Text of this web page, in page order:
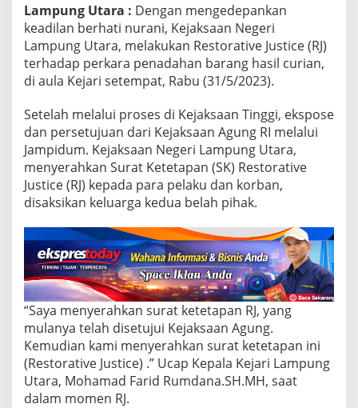
e
h
a
d
a
P
r
k
a
r
a
e
n
a
d
a
h
B
a
r
a
n
g
Lampung Utara : Dengan mengedepankan
keadilan berhati nurani, Kejaksaan Negeri
Lampung Utara, melakukan Restorative Justice (RJ)
terhadap perkara penadahan barang hasil curian,
di aula Kejari setempat, Rabu (31/5/2023).
Setelah melalui proses di Kejaksaan Tinggi, ekspose
dan persetujuan dari Kejaksaan Agung RI melalui
Jampidum. Kejaksaan Negeri Lampung Utara,
menyerahkan Surat Ketetapan (SK) Restorative
Justice (RJ) kepada para pelaku dan korban,
disaksikan keluarga kedua belah pihak.
“Saya menyerahkan surat ketetapan RJ, yang
mulanya telah disetujui Kejaksaan Agung.
Kemudian kami menyerahkan surat ketetapan ini
(Restorative Justice) .” Ucap Kepala Kejari Lampung
Utara, Mohamad Farid Rumdana.SH.MH, saat
dalam momen RJ.